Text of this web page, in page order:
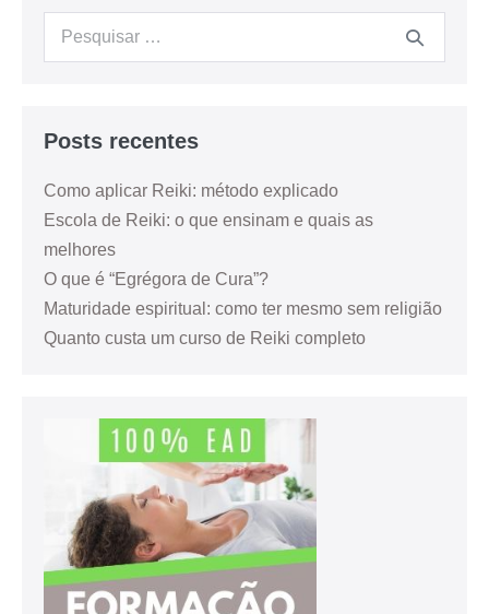
Posts recentes
Como aplicar Reiki: método explicado
Escola de Reiki: o que ensinam e quais as
melhores
O que é “Egrégora de Cura”?
Maturidade espiritual: como ter mesmo sem religião
Quanto custa um curso de Reiki completo